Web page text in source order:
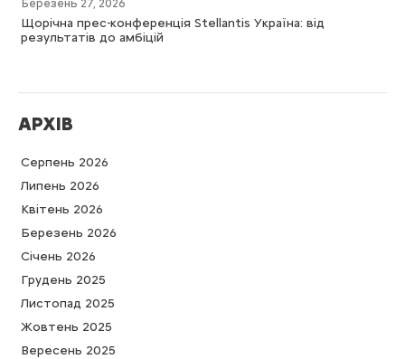
Березень 27, 2026
Щорічна прес-конференція Stellantis Україна: від
результатів до амбіцій
АРХІВ
Серпень 2026
Липень 2026
Квітень 2026
Березень 2026
Cічень 2026
Грудень 2025
Листопад 2025
Жовтень 2025
Вересень 2025